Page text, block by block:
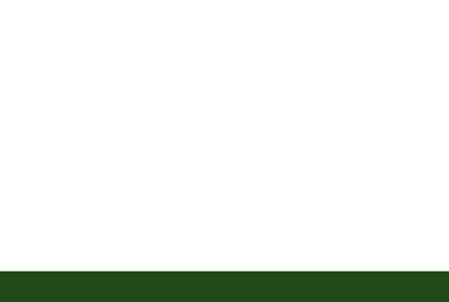
Techniek & Eigenschappen